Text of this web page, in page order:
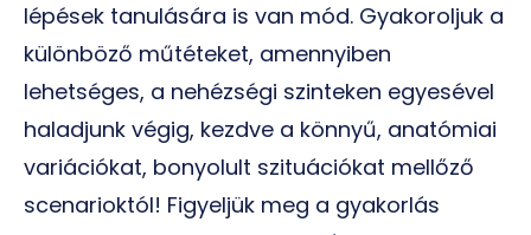
lépések tanulására is van mód. Gyakoroljuk a
különböző műtéteket, amennyiben
lehetséges, a nehézségi szinteken egyesével
haladjunk végig, kezdve a könnyű, anatómiai
variációkat, bonyolult szituációkat mellőző
scenarioktól! Figyeljük meg a gyakorlás